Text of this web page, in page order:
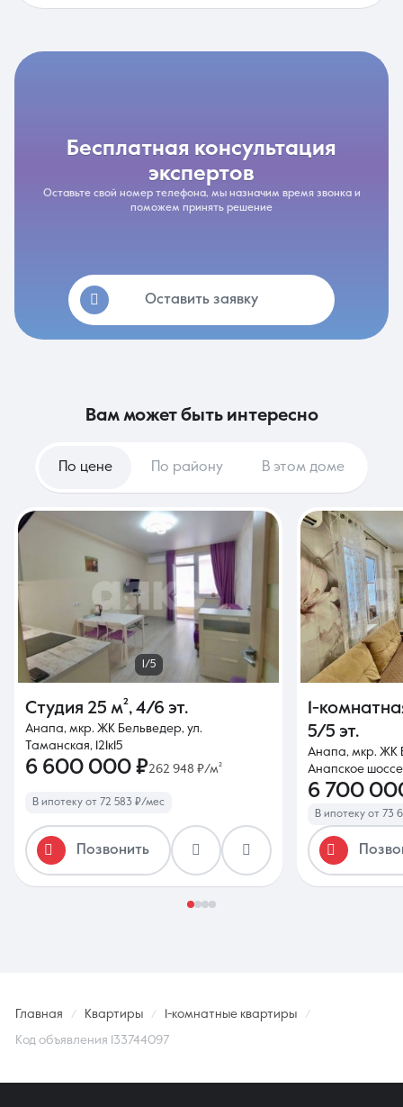
бесплатная консультация
экспертов
Оставьте свой номер телефона, мы назначим время звонка и
поможем принять решение
Оставить заявку
вам может быть интересно
По цене По району В этом доме
1/5
Студия 25 м², 4/6 эт.
Анапа, мкр. ЖК Бельведер, ул.
Таманская, 121к15
6 600 000 ₽262 948 ₽/м²
В ипотеку от 72 583 ₽/мес
Позвонить
1-
5/5 эт.
Анапа, мкр. ЖК
Анапское шоссе,
6 700
В ипотеку от 73
Главная Квартиры 1-комнатные квартиры
Код объявления 133744097